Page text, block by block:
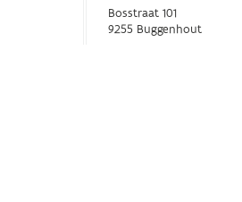
Bosstraat 101
9255 Buggenhout